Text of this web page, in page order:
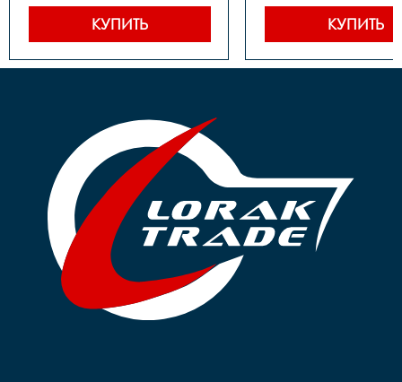
Задний тормоз 		-
Манетки 		-
Шатуны 		-
Каретка 		-
Задние звезды 		-
Цепь		-
Руль 		-
Вынос 		Zoom
безрезьбовой
Подседельный штырь
сталь
Рулевая колонка
FP
Седло 		Lorak BB
Педали 		-
КУПИТЬ
Задний тормоз 		-
Манетки 		-
Шатуны 		-
Каретка 		-
Задние звезды 		-
Подседельный
сталь
Рулевая колонка
Седло 		Lorak BB
Педали 		-
КУПИТЬ